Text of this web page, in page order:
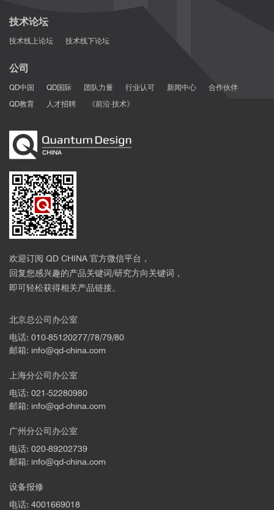
技术论坛
技术线上论坛 技术线下论坛
公司
QD中国 QD国际 团队力量 行业认可 新闻中心
合作伙伴
QD教育
人才招聘 《前沿·技术》
欢迎订阅 QD CHINA 官方微信平台，
回复您感兴趣的产品关键词/研究方向关键词，
即可轻松获得相关产品链接。
北京总公司办公室
电话: 010-85120277/78/79/80
邮箱: info@qd-china.com
上海分公司办公室
电话: 021-52280980
邮箱: info@qd-china.com
广州分公司办公室
电话: 020-89202739
邮箱: info@qd-china.com
设备报修
电话: 4001669018